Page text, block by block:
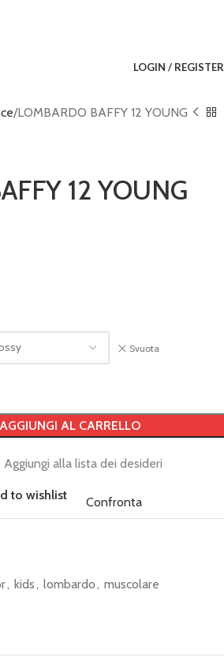
LOGIN / REGISTER
LOMBARDO BAFFY 12 YOUNG
12 YOUNG
Svuota
AGGIUNGI AL CARRELLO
Aggiungi alla lista dei desideri
to wishlist Confronta
, kids , lombardo , muscolare